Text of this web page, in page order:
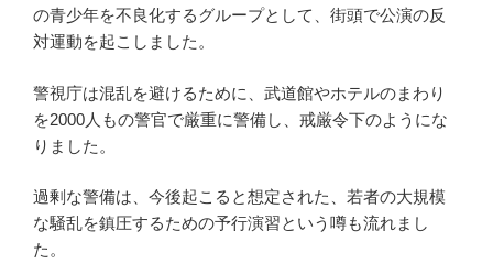
の青少年を不良化するグループとして、街頭で公演の反
対運動を起こしました。
警視庁は混乱を避けるために、武道館やホテルのまわり
を2000人もの警官で厳重に警備し、戒厳令下のようにな
りました。
過剰な警備は、今後起こると想定された、若者の大規模
な騒乱を鎮圧するための予行演習という噂も流れまし
た。